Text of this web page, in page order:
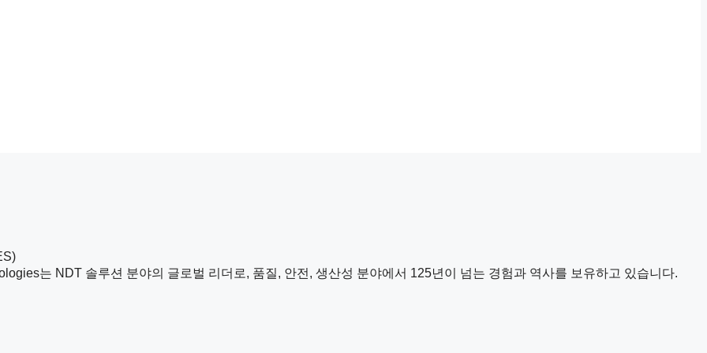
는 NDT 솔루션 분야의 글로벌 리더로, 품질, 안전, 생산성 분야에서 125년이 넘는 경험과 역사를 보유하고 있습니다.